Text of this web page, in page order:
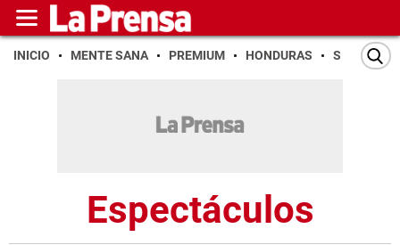
INICIO MENTE SANA PREMIUM HONDURAS SAN PEDRO
Espectáculos